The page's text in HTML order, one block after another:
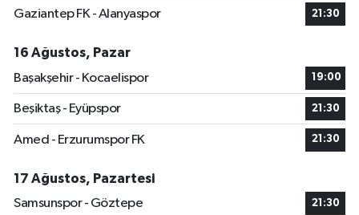
Gaziantep FK - Alanyaspor 21:30
16 Ağustos, Pazar
Başakşehir - Kocaelispor
19:00
Beşiktaş - Eyüpspor 21:30
Amed - Erzurumspor FK 21:30
17 Ağustos, Pazartesi
Samsunspor - Göztepe
21:30